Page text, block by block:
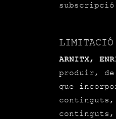
LIMITACIÓ
ARNITX,
produir,
que